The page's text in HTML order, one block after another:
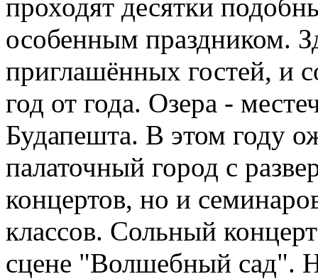
проходят десятки
особенным праздником.
приглашённых гостей, и
год от года. Озера -
Будапешта. В этом году
палаточный город с
концертов, но и
классов. Сольный
сцене "Волшебный сад".